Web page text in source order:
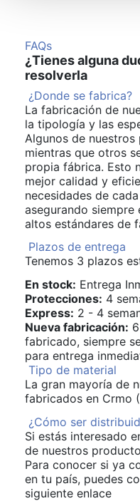
FAQs
¿Tienes alguna
resolverla
¿Donde se fabrica?
La fabricación de
la tipología y las
Algunos de
mientras que otros
propia fábrica. Esto
mejor calidad y
necesidades de
asegurando
altos estándares de
Plazos de entrega
Tenemos 3 plazos
En stock: Entrega
Protecciones: 4
Express: 2 - 4
Nueva fabricación:
fabricado, siempre
para entrega
Tipo de material
La gran mayoría de
fabricados en Crmo
¿Cómo ser
Si estás interesado
de nuestros
Para conocer si ya
en tu país, puedes
siguiente enlace